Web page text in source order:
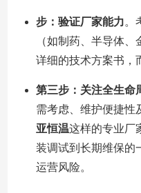
步：验证厂家能力。
（如制药、半导体
详细的技术方案书，
第三步：关注全生命
需考虑、维护便捷性
亚恒温这样的专业厂
装调试到长期维保的
运营风险。